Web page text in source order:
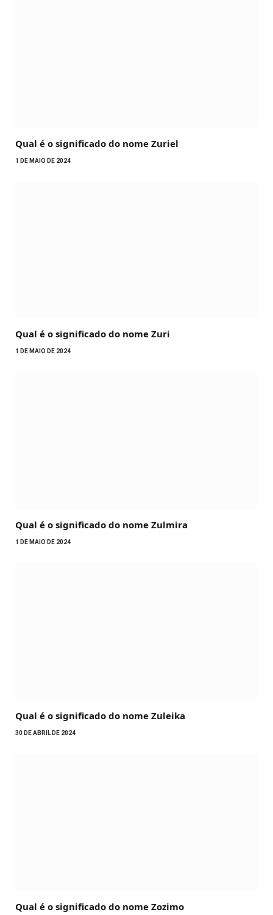
Qual é o significado do nome Zuriel
1 DE MAIO DE 2024
Qual é o significado do nome Zuri
1 DE MAIO DE 2024
Qual é o significado do nome Zulmira
1 DE MAIO DE 2024
Qual é o significado do nome Zuleika
30 DE ABRIL DE 2024
Qual é o significado do nome Zozimo